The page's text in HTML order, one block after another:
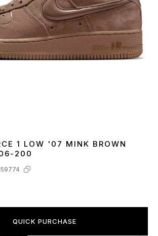
43 4445
1 LOW '07 MINK BROWN
200
QUICK PURCHASE